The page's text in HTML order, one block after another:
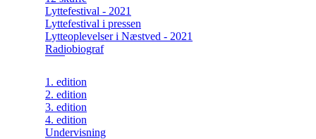
Lyttefestival - 2021
Lyttefestival i pressen
Lytteoplevelser i Næstved - 2021
Radiobiograf
1. edition
2. edition
3. edition
4. edition
Undervisning